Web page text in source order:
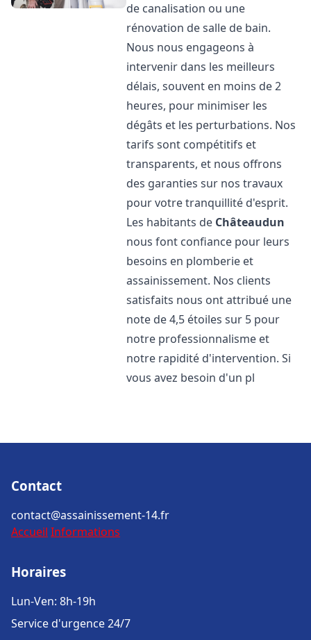
de canalisation ou une
rénovation de salle de bain.
Nous nous engageons à
intervenir dans les meilleurs
délais, souvent en moins de 2
heures, pour minimiser les
dégâts et les perturbations. Nos
tarifs sont compétitifs et
transparents, et nous offrons
des garanties sur nos travaux
pour votre tranquillité d'esprit.
Les habitants de Châteaudun
nous font confiance pour leurs
besoins en plomberie et
assainissement. Nos clients
satisfaits nous ont attribué une
note de 4,5 étoiles sur 5 pour
notre professionnalisme et
notre rapidité d'intervention. Si
vous avez besoin d'un pl
Contact
contact@assainissement-14.fr
Accueil Informations
Horaires
Lun-Ven: 8h-19h
Service d'urgence 24/7